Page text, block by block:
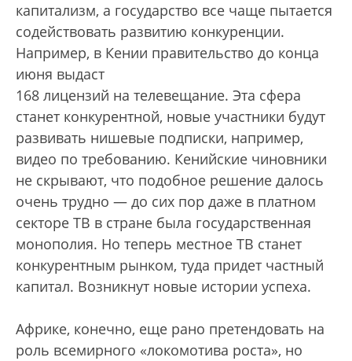
капитализм, а государство все чаще пытается
содействовать развитию конкуренции.
Например, в Кении правительство до конца
июня выдаст
168 лицензий на телевещание. Эта сфера
станет конкурентной, новые участники будут
развивать нишевые подписки, например,
видео по требованию. Кенийские чиновники
не скрывают, что подобное решение далось
очень трудно — до сих пор даже в платном
секторе ТВ в стране была государственная
монополия. Но теперь местное ТВ станет
конкурентным рынком, туда придет частный
капитал. Возникнут новые истории успеха.
Африке, конечно, еще рано претендовать на
роль всемирного «локомотива роста», но